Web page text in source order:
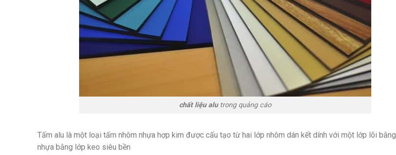
chất liệu alutrong quảng cáo
Tấm alu là một loại tấm nhôm nhựa hợp kim được cấu tạo từ hai lớp nhôm dán kết dính với một lớp lõi bằng
nhựa bằng lớp keo siêu bền